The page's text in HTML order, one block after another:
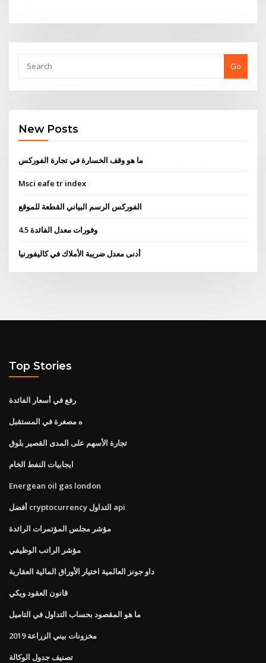
Go
New Posts
ما هو وقف الخسارة في تجارة الفوركس
Msci eafe tr index
الفوركس الرسم البياني القطعة للموقع
4.5 وفورات معدل الفائدة
أدنى معدل ضريبة الأملاك في كاليفورنيا
Top Stories
رفع في أسعار الفائدة
ه مصغرة في المستقبل
تجارة الأسهم على المدى القصير بلوق
ايجابيات النفط الخام
Energean oil gas london
أفضل cryptocurrency التداول api
مؤشر مجلس المؤتمرات الرائدة
مؤشر الراتب الوظيفي
داو جونز العالمية اختيار الأوراق المالية العقارية
قانون العقود ويكي
ما هو المقصود بحساب التداول في التاميل
مخزونات بيني الزراعة 2019
تصنيف جدول الوكالة